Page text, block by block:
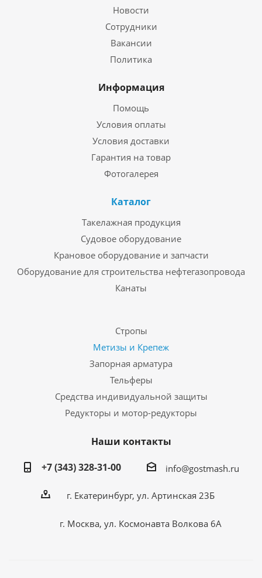
Новости
Сотрудники
Вакансии
Политика
Информация
Помощь
Условия оплаты
Условия доставки
Гарантия на товар
Фотогалерея
Каталог
Такелажная продукция
Судовое оборудование
Крановое оборудование и запчасти
Оборудование для строительства нефтегазопровода
Канаты
Стропы
Метизы и Крепеж
Запорная арматура
Тельферы
Средства индивидуальной защиты
Редукторы и мотор-редукторы
Наши контакты
+7 (343) 328-31-00
info@gostmash.ru
г. Екатеринбург, ул. Артинская 23Б
г. Москва, ул. Космонавта Волкова 6А